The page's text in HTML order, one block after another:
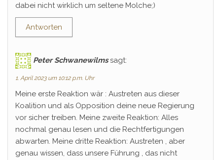
dabei nicht wirklich um seltene Molche;)
Antworten
Peter Schwanewilms sagt:
1. April 2023 um 10:12 p.m. Uhr
Meine erste Reaktion wär : Austreten aus dieser
Koalition und als Opposition deine neue Regierung
vor sicher treiben. Meine zweite Reaktion: Alles
nochmal genau lesen und die Rechtfertigungen
abwarten. Meine dritte Reaktion: Austreten , aber
genau wissen, dass unsere Führung , das nicht